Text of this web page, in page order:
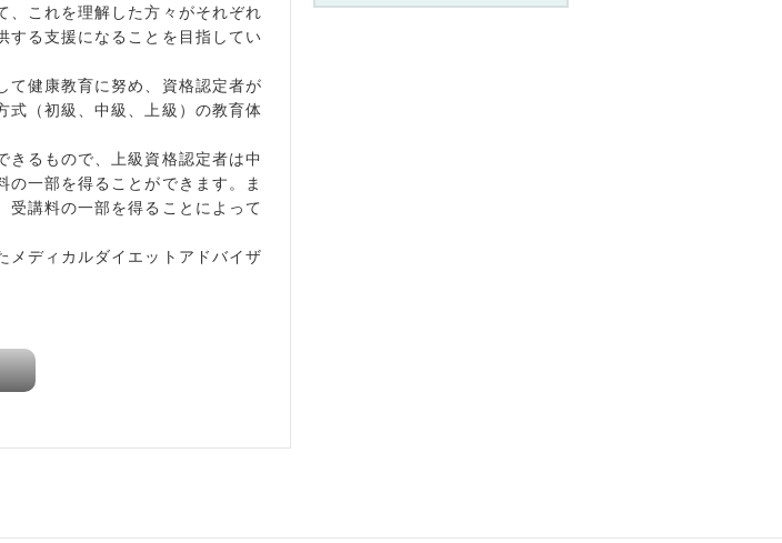
、これを理解した方々がそれぞれ
する支援になることを目指してい
健康教育に努め、資格認定者が
式（初級、中級、上級）の教育体
るもので、上級資格認定者は中
一部を得ることができます。ま
受講料の一部を得ることによって
ディカルダイエットアドバイザ